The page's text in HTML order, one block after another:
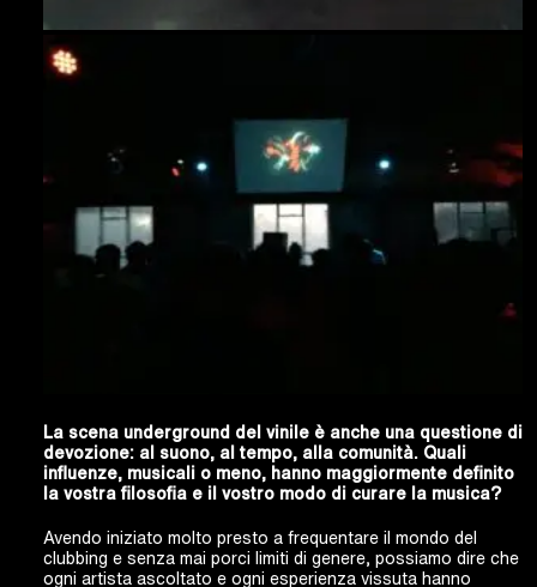
La scena underground del vinile è anche una questione di
devozione: al suono, al tempo, alla comunità. Quali
influenze, musicali o meno, hanno maggiormente definito
la vostra filosofia e il vostro modo di curare la musica?
Avendo iniziato molto presto a frequentare il mondo del
clubbing e senza mai porci limiti di genere, possiamo dire che
ogni artista ascoltato e ogni esperienza vissuta hanno